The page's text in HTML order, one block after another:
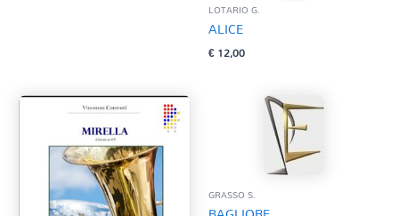
LOTARIO G.
ALICE
€12,00
GRASSO S.